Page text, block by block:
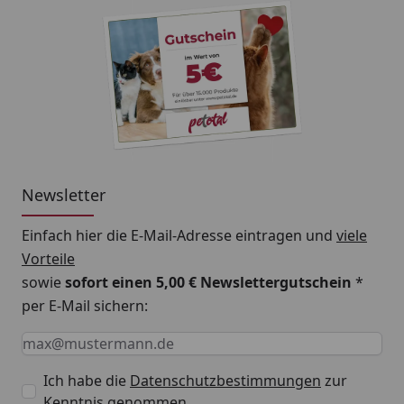
gesundes und klares Aquariumwasser ermöglicht –
für das Wohl Ihrer aquatischen Lieblinge.
Newsletter
Einfach hier die E-Mail-Adresse eintragen und viele
Vorteile
sowiesofort einen 5,00 € Newslettergutschein *
per E-Mail sichern:
Keine Eingabe erforderlich
Eingabe erforderlich
E-Mail *
Ich habe die Datenschutzbestimmungen zur